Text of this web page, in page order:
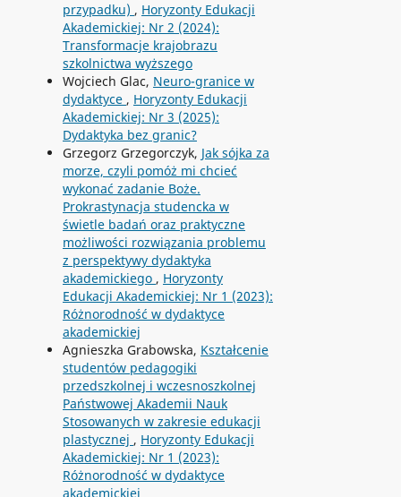
przypadku) , Horyzonty Edukacji
Akademickiej: Nr 2 (2024):
Transformacje krajobrazu
szkolnictwa wyższego
Wojciech Glac, Neuro-granice w
dydaktyce , Horyzonty Edukacji
Akademickiej: Nr 3 (2025):
Dydaktyka bez granic?
Grzegorz Grzegorczyk, Jak sójka za
morze, czyli pomóż mi chcieć
wykonać zadanie Boże.
Prokrastynacja studencka w
świetle badań oraz praktyczne
możliwości rozwiązania problemu
z perspektywy dydaktyka
akademickiego , Horyzonty
Edukacji Akademickiej: Nr 1 (2023):
Różnorodność w dydaktyce
akademickiej
Agnieszka Grabowska, Kształcenie
studentów pedagogiki
przedszkolnej i wczesnoszkolnej
Państwowej Akademii Nauk
Stosowanych w zakresie edukacji
plastycznej , Horyzonty Edukacji
Akademickiej: Nr 1 (2023):
Różnorodność w dydaktyce
akademickiej